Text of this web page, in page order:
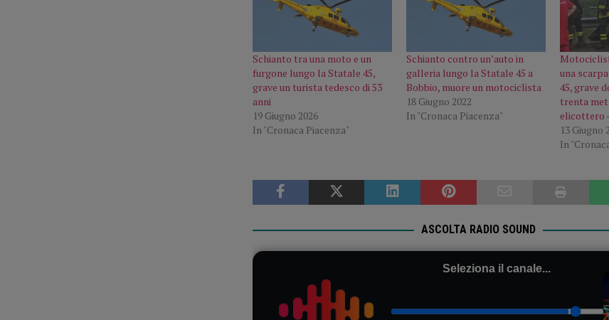
Schianto tra una moto e un
furgone lungo la Statale 45,
grave un turista tedesco di 53
anni
19 Giugno 2026
In "Cronaca Piacenza"
Schianto contro un’auto in
galleria lungo la Statale 45 a
Bobbio, muore un motociclista
18 Giugno 2022
In "Cronaca Piacenza"
una
45, grave
trenta
elicottero
13 Giugno
In
ASCOLTA RADIO SOUND
Seleziona il canale...